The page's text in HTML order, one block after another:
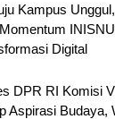
Kampus
Digital
DPR RI Komisi
Aspirasi Budaya,